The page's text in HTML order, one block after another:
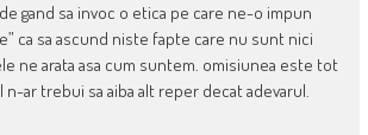
gand sa invoc o etica pe care ne-o impun
ca sa ascund niste fapte care nu sunt nici
ne arata asa cum suntem. omisiunea este tot
n-ar trebui sa aiba alt reper decat adevarul.